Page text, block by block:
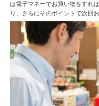
は電子マネーでお買い物をすれ
り、さらにそのポイントで次回